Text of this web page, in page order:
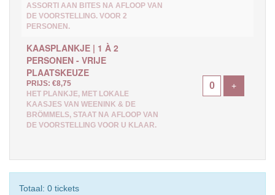
ASSORTI AAN BITES NA AFLOOP VAN
DE VOORSTELLING. VOOR 2
PERSONEN.
KAASPLANKJE | 1 À 2
PERSONEN - VRIJE
PLAATSKEUZE
PRIJS: €8,75
HET PLANKJE, MET LOKALE
KAASJES VAN WEENINK & DE
BRÖMMELS, STAAT NA AFLOOP VAN
DE VOORSTELLING VOOR U KLAAR.
+Voeg
Totaal: 0 tickets